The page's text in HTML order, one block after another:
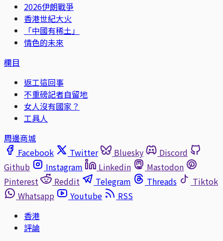
2026伊朗戰爭
香港世紀大火
「中國有稀土」
情色的未來
欄目
返工這回事
不重磅記者自留地
女人沒有國家？
工具人
周邊商城
Facebook
Twitter Bluesky
Discord
Github
Instagram Linkedin
Mastodon
Pinterest
Reddit Telegram Threads
Tiktok
Whatsapp
Youtube
RSS
香港
評論